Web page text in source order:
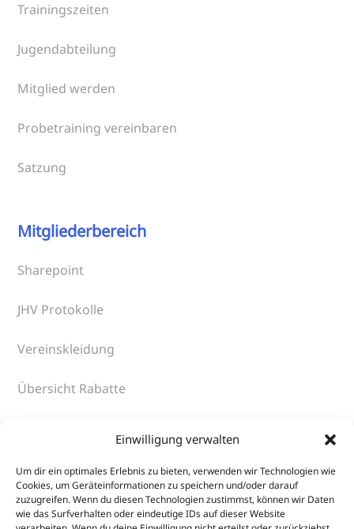
Einwilligung verwalten
Um dir ein optimales Erlebnis zu bieten, verwenden wir Technologien wie
Cookies, um Geräteinformationen zu speichern und/oder darauf
zuzugreifen. Wenn du diesen Technologien zustimmst, können wir Daten
wie das Surfverhalten oder eindeutige IDs auf dieser Website
Trainingszeiten
Jugendabteilung
Mitglied werden
Probetraining vereinbaren
Satzung
Mitgliederbereich
Sharepoint
JHV Protokolle
Vereinskleidung
Übersicht Rabatte
Verschiedenes